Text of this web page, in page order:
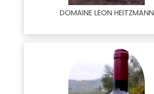
DOMAINE LEON HEITZMANN